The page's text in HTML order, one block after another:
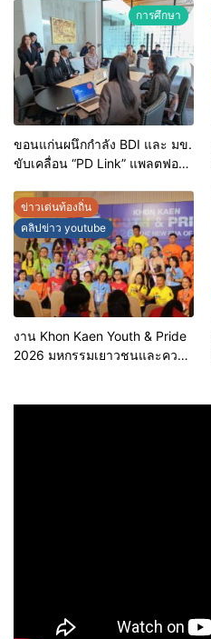
การศึกษา
ขอนแก่นผนึกกำลัง BDI และ มข.
ขับเคลื่อน “PD Link” แพลตฟอร์ม
บริหารงานบนฐานข้อมูลที่
แม่นยำและยั่งยืน
ข่าวเด่นท้องถิ่น
คลิปข่าว youtube
งาน Khon Kaen Youth & Pride
2026 มหกรรมเยาวชนและความ